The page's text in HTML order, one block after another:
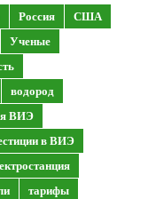
Россия
США
Ученые
водород
ВИЭ
в ВИЭ
тарифы